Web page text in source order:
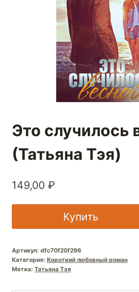
Это случилось
(Татьяна Тэя)
149,00 ₽
Купить
Артикул: dfc70f20f296
Категория: Короткий любовный роман
Метка: Татьяна Тэя